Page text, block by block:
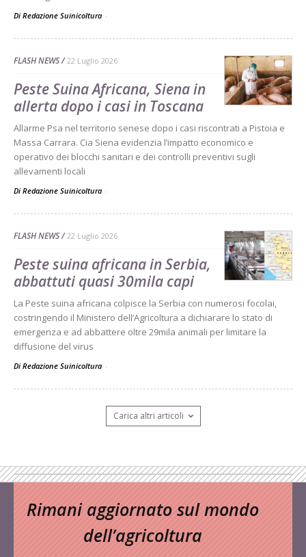
Di Redazione Suinicoltura -
FLASH NEWS 22 Luglio 2026
Peste Suina Africana, Siena in
allerta dopo i casi in Toscana
Allarme Psa nel territorio senese dopo i casi riscontrati a Pistoia e
Massa Carrara. Cia Siena evidenzia l’impatto economico e
operativo dei blocchi sanitari e dei controlli preventivi sugli
allevamenti locali
Di Redazione Suinicoltura -
FLASH NEWS 22 Luglio 2026
Peste suina africana in Serbia,
abbattuti quasi 30mila capi
La Peste suina africana colpisce la Serbia con numerosi focolai,
costringendo il Ministero dell’Agricoltura a dichiarare lo stato di
emergenza e ad abbattere oltre 29mila animali per limitare la
diffusione del virus
Di Redazione Suinicoltura -
Carica altri articoli
Rimani aggiornato sul mondo
dell’agricoltura